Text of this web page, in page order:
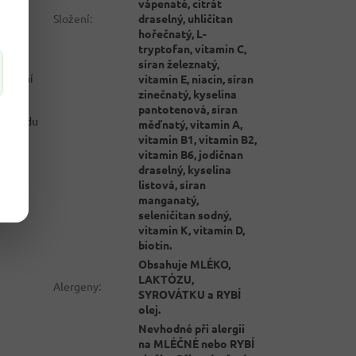
s
ocení
řadu
Složení:
vápenaté, citrát
draselný, uhličitan
hořečnatý, L-
tryptofan, vitamin C,
síran železnatý,
vitamin E, niacin, síran
zinečnatý, kyselina
pantotenová, síran
měďnatý, vitamin A,
vitamin B1, vitamin B2,
vitamin B6, jodičnan
draselný, kyselina
listová, síran
manganatý,
seleničitan sodný,
vitamin K, vitamin D,
biotin.
Alergeny:
Obsahuje MLÉKO,
LAKTÓZU,
SYROVÁTKU a RYBÍ
olej.
Nevhodné při alergii
na MLÉČNÉ nebo RYBÍ